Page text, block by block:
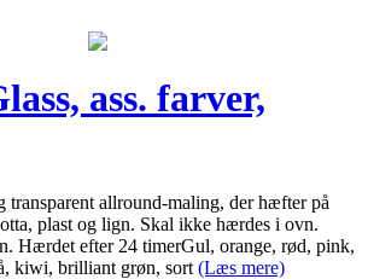
ass. farver,
transparent allround-maling, der hæfter på
plast og lign. Skal ikke hærdes i ovn.
Hærdet efter 24 timerGul, orange, rød, pink,
kiwi, brilliant grøn, sort (Læs mere)